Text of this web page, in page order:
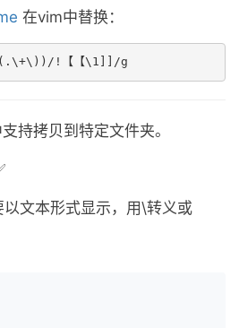
在vim中替换：
!【【\1]]/g
持拷贝到特定文件夹。
文本形式显示，用\转义或